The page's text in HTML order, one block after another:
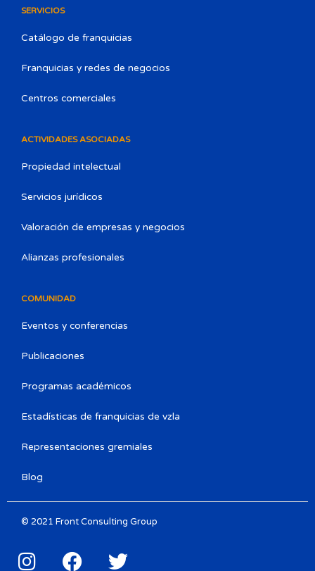
SERVICIOS
Catálogo de franquicias
Franquicias y redes de negocios
Centros comerciales
ACTIVIDADES ASOCIADAS
Propiedad intelectual
Servicios jurídicos
Valoración de empresas y negocios
Alianzas profesionales
COMUNIDAD
Eventos y conferencias
Publicaciones
Programas académicos
Estadísticas de franquicias de vzla
Representaciones gremiales
Blog
© 2021 Front Consulting Group